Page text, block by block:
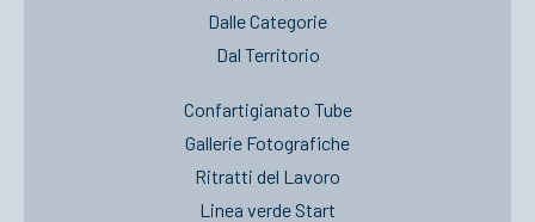
Dalle Categorie
Dal Territorio
Confartigianato Tube
Gallerie Fotografiche
Ritratti del Lavoro
Linea verde Start